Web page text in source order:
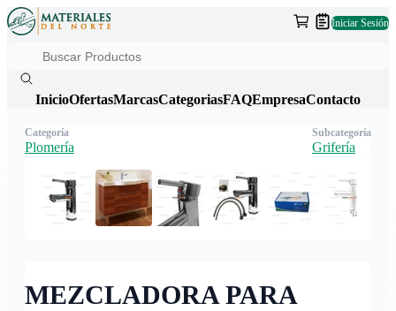
Iniciar Sesión
InicioOfertasMarcasCategoriasFAQEmpresaContacto
MEZCLADORA PARA
Categoría
Plomería
Subcategoría
Grifería